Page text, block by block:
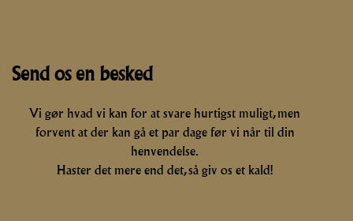
Send os en besked
Vi gør hvad vi kan for at svare hurtigst muligt, men
forvent at der kan gå et par dage før vi når til din
henvendelse.
Haster det mere end det, så giv os et kald!